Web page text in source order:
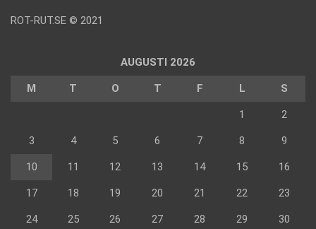
ROT-RUT.SE © 2021
AUGUSTI 2026
M T O T F L S
1 2
3 4 5 6 7 8 9
10 11 12 13 14 15 16
17 18 19 20 21 22 23
24 25 26 27 28 29 30